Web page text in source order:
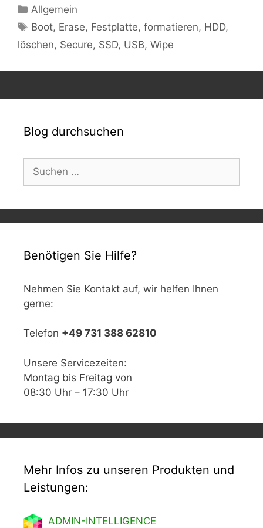
Kategorien
Allgemein
Schlagwörter
Boot, Erase, Festplatte,formatieren, HDD,
löschen, Secure, SSD, USB, Wipe
Blog durchsuchen
nach:
Benötigen Sie Hilfe?
Nehmen Sie Kontakt auf, wir helfen Ihnen
gerne:
Telefon +49 731 388 62810
Unsere Servicezeiten:
Montag bis Freitag von
08:30 Uhr – 17:30 Uhr
Mehr Infos zu unseren Produkten und
Leistungen:
ADMIN-INTELLIGENCE